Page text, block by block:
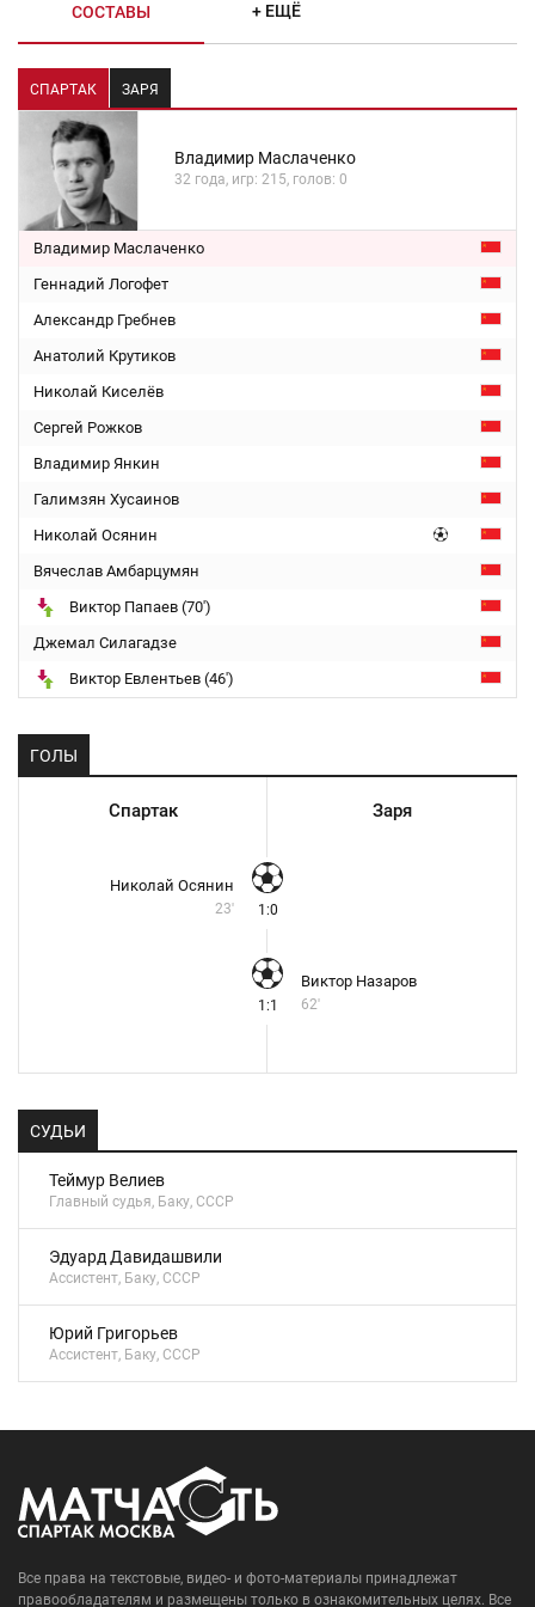
СОСТАВЫ + ЕЩЁ
СПАРТАК ЗАРЯ
Владимир Маслаченко
32 года, игр: 215, голов: 0
Владимир Маслаченко
Геннадий Логофет
Александр Гребнев
Анатолий Крутиков
Николай Киселёв
Сергей Рожков
Владимир Янкин
Галимзян Хусаинов
Николай Осянин
Вячеслав Амбарцумян
Виктор Папаев (70')
Джемал Силагадзе
Виктор Евлентьев (46')
ГОЛЫ
Спартак Заря
Николай Осянин
23' 1:0
1:1
Виктор Назаров
62'
СУДЬИ
Теймур Велиев
Главный судья, Баку, СССР
Эдуард Давидашвили
Ассистент, Баку, СССР
Юрий Григорьев
Ассистент, Баку, СССР
Все права на текстовые, видео- и фото-материалы принадлежат
правообладателям и размещены только в ознакомительных целях. Все